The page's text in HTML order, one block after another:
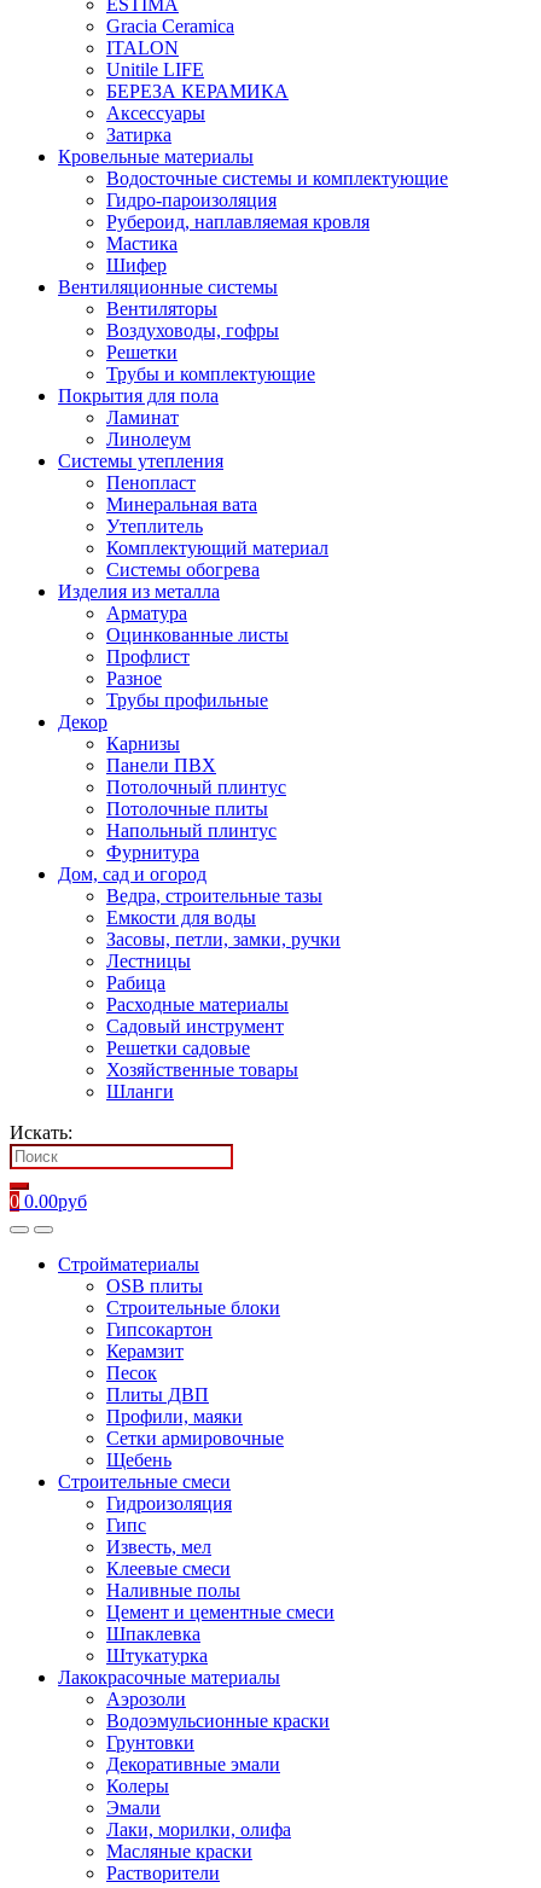
ESTIMA
Gracia Ceramica
ITALON
Unitile LIFE
БЕРЕЗА КЕРАМИКА
Аксессуары
Затирка
Кровельные материалы
Водосточные системы и комплектующие
Гидро-пароизоляция
Рубероид, наплавляемая кровля
Мастика
Шифер
Вентиляционные системы
Вентиляторы
Воздуховоды, гофры
Решетки
Трубы и комплектующие
Покрытия для пола
Ламинат
Линолеум
Системы утепления
Пенопласт
Минеральная вата
Утеплитель
Комплектующий материал
Системы обогрева
Изделия из металла
Арматура
Оцинкованные листы
Профлист
Разное
Трубы профильные
Декор
Карнизы
Панели ПВХ
Потолочный плинтус
Потолочные плиты
Напольный плинтус
Фурнитура
Дом, сад и огород
Ведра, строительные тазы
Емкости для воды
Засовы, петли, замки, ручки
Лестницы
Рабица
Расходные материалы
Садовый инструмент
Решетки садовые
Хозяйственные товары
Шланги
Искать:
0 0.00руб
Стройматериалы
OSB плиты
Строительные блоки
Гипсокартон
Керамзит
Песок
Плиты ДВП
Профили, маяки
Сетки армировочные
Щебень
Строительные смеси
Гидроизоляция
Гипс
Известь, мел
Клеевые смеси
Наливные полы
Цемент и цементные смеси
Шпаклевка
Штукатурка
Лакокрасочные материалы
Аэрозоли
Водоэмульсионные краски
Грунтовки
Декоративные эмали
Колеры
Эмали
Лаки, морилки, олифа
Масляные краски
Растворители